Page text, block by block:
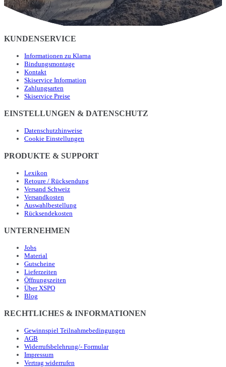
KUNDENSERVICE
Informationen zu Klarna
Bindungsmontage
Kontakt
Skiservice Information
Zahlungsarten
Skiservice Preise
EINSTELLUNGEN & DATENSCHUTZ
Datenschutzhinweise
Cookie Einstellungen
PRODUKTE & SUPPORT
Lexikon
Retoure / Rücksendung
Versand Schweiz
Versandkosten
Auswahlbestellung
Rücksendekosten
UNTERNEHMEN
Jobs
Material
Gutscheine
Lieferzeiten
Öffnungszeiten
Über XSPO
Blog
RECHTLICHES & INFORMATIONEN
Gewinnspiel Teilnahmebedingungen
AGB
Widerrufsbelehrung/- Formular
Impressum
Vertrag widerrufen